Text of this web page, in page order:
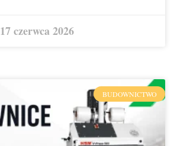
17 czerwca 2026
BUDOWNICTWO